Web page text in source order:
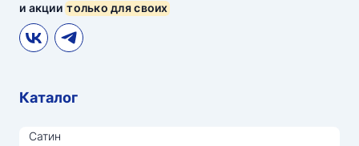
и акциитолько для своих
Каталог
Сатин